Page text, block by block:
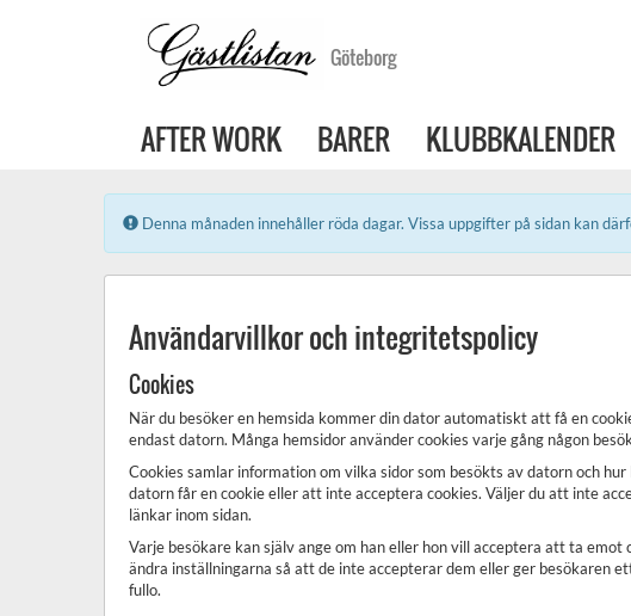
Göteborg
AFTER WORK BARER KLUBBKALENDER
Error:
Denna månaden innehåller röda dagar. Vissa uppgifter på sidan kan
Användarvillkor och integritetspolicy
Cookies
När du besöker en hemsida kommer din dator automatiskt att få en
endast datorn. Många hemsidor använder cookies varje gång någon
Cookies samlar information om vilka sidor som besökts av datorn och
datorn får en cookie eller att inte acceptera cookies. Väljer du att inte
länkar inom sidan.
Varje besökare kan själv ange om han eller hon vill acceptera att ta
ändra inställningarna så att de inte accepterar dem eller ger besökaren
fullo.